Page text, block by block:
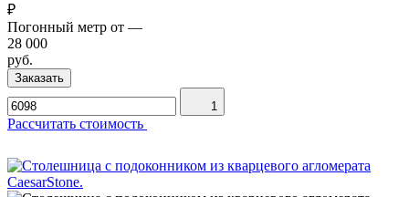
₽
Погонный метр от —
28 000
руб.
Заказать
1
Рассчитать стоимость